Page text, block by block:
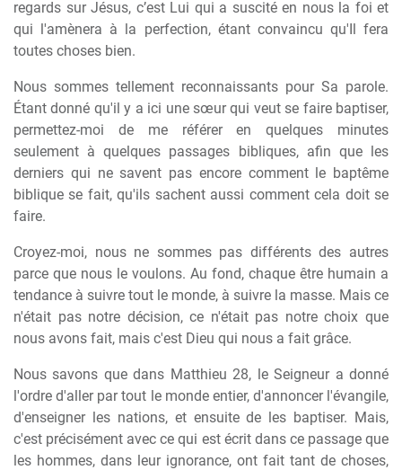
regards sur Jésus, c’est Lui qui a suscité en nous la foi et
qui l'amènera à la perfection, étant convaincu qu'Il fera
toutes choses bien.
Nous sommes tellement reconnaissants pour Sa parole.
Étant donné qu'il y a ici une sœur qui veut se faire baptiser,
permettez-moi de me référer en quelques minutes
seulement à quelques passages bibliques, afin que les
derniers qui ne savent pas encore comment le baptême
biblique se fait, qu'ils sachent aussi comment cela doit se
faire.
Croyez-moi, nous ne sommes pas différents des autres
parce que nous le voulons. Au fond, chaque être humain a
tendance à suivre tout le monde, à suivre la masse. Mais ce
n'était pas notre décision, ce n'était pas notre choix que
nous avons fait, mais c'est Dieu qui nous a fait grâce.
Nous savons que dans Matthieu 28, le Seigneur a donné
l'ordre d'aller par tout le monde entier, d'annoncer l'évangile,
d'enseigner les nations, et ensuite de les baptiser. Mais,
c'est précisément avec ce qui est écrit dans ce passage que
les hommes, dans leur ignorance, ont fait tant de choses,